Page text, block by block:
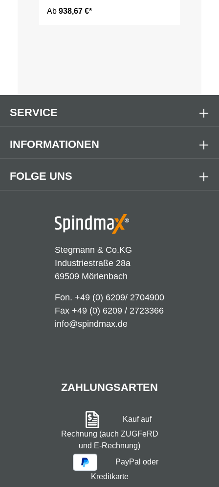
Ab 938,67 €*
Stegmann & Co.KG
Industriestraße 28a
69509 Mörlenbach
Fon. +49 (0) 6209/ 2704900
Fax +49 (0) 6209 / 2723366
info@spindmax.de
FOLGE UNS
SERVICE
INFORMATIONEN
ZAHLUNGSARTEN
Kauf auf
Rechnung (auch ZUGFeRD
und E-Rechnung)
PayPal oder
Kreditkarte